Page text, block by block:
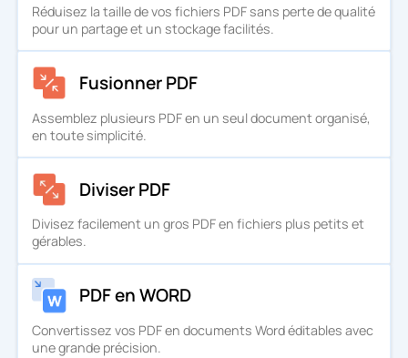
Réduisez la taille de vos fichiers PDF sans perte de qualité
pour un partage et un stockage facilités.
Fusionner PDF
Assemblez plusieurs PDF en un seul document organisé,
en toute simplicité.
Diviser PDF
Divisez facilement un gros PDF en fichiers plus petits et
gérables.
PDF en WORD
Convertissez vos PDF en documents Word éditables avec
une grande précision.